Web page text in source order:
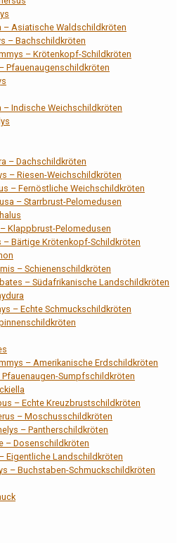
– Asiatische Waldschildkröten
– Bachschildkröten
– Krötenkopf-Schildkröten
Pfauenaugenschildkröten
– Indische Weichschildkröten
– Dachschildkröten
– Riesen-Weichschildkröten
– Fernöstliche Weichschildkröten
– Starrbrust-Pelomedusen
Klappbrust-Pelomedusen
– Bärtige Krötenkopf-Schildkröten
– Schienenschildkröten
– Südafrikanische Landschildkröten
– Echte Schmuckschildkröten
– Amerikanische Erdschildkröten
Pfauenaugen-Sumpfschildkröten
– Echte Kreuzbrustschildkröten
– Moschusschildkröten
– Pantherschildkröten
– Dosenschildkröten
Eigentliche Landschildkröten
– Buchstaben-Schmuckschildkröten